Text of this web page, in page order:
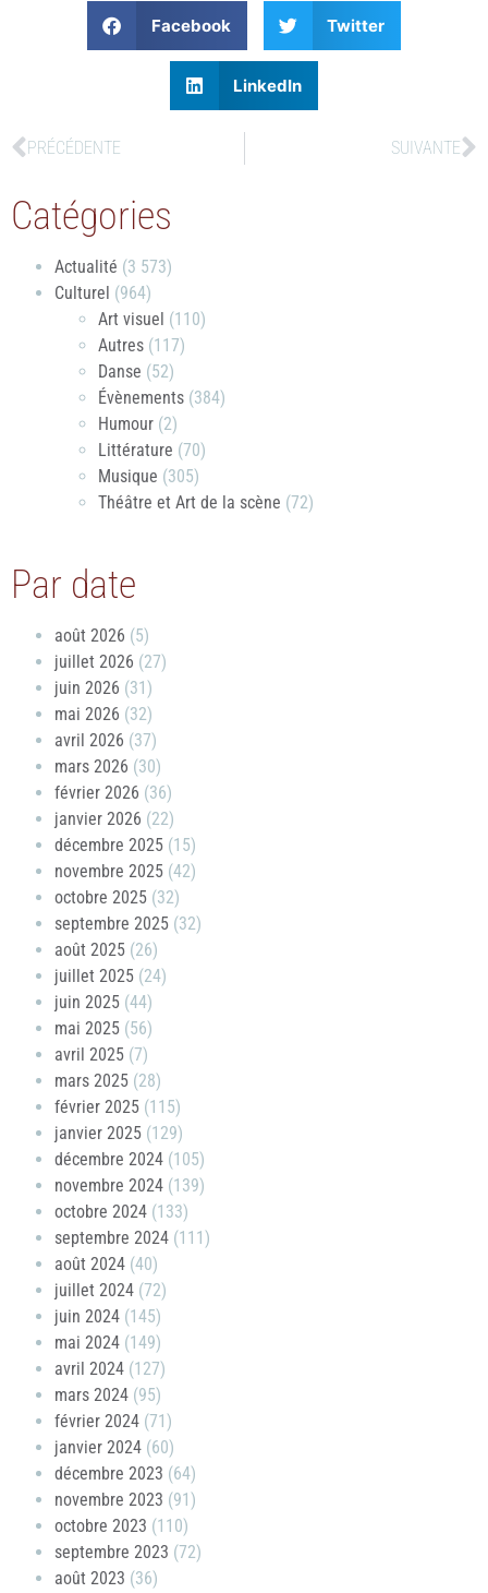
Facebook Twitter
LinkedIn
PRÉCÉDENTE SUIVANTE
Catégories
Actualité (3 573)
Culturel (964)
Art visuel (110)
Autres (117)
Danse (52)
Évènements (384)
Humour (2)
Littérature (70)
Musique (305)
Théâtre et Art de la scène (72)
Par date
août 2026 (5)
juillet 2026 (27)
juin 2026 (31)
mai 2026 (32)
avril 2026 (37)
mars 2026 (30)
février 2026 (36)
janvier 2026 (22)
décembre 2025 (15)
novembre 2025 (42)
octobre 2025 (32)
septembre 2025 (32)
août 2025 (26)
juillet 2025 (24)
juin 2025 (44)
mai 2025 (56)
avril 2025 (7)
mars 2025 (28)
février 2025 (115)
janvier 2025 (129)
décembre 2024 (105)
novembre 2024 (139)
octobre 2024 (133)
septembre 2024 (111)
août 2024 (40)
juillet 2024 (72)
juin 2024 (145)
mai 2024 (149)
avril 2024 (127)
mars 2024 (95)
février 2024 (71)
janvier 2024 (60)
décembre 2023 (64)
novembre 2023 (91)
octobre 2023 (110)
septembre 2023 (72)
août 2023 (36)